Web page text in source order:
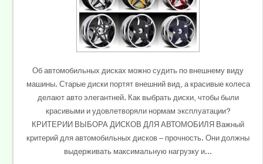
Об автомобильных дисках можно судить по внешнему виду
машины. Старые диски портят внешний вид, а красивые колеса
делают авто элегантней. Как выбрать диски, чтобы были
красивыми и удовлетворяли нормам эксплуатации?
КРИТЕРИИ ВЫБОРА ДИСКОВ ДЛЯ АВТОМОБИЛЯ Важный
критерий для автомобильных дисков — прочность. Они должны
выдерживать максимальную нагрузку и...